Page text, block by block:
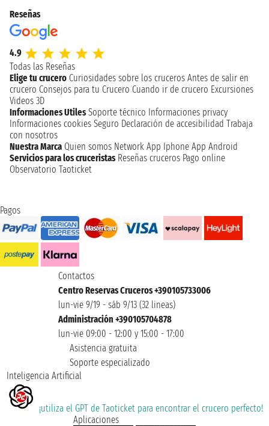
Reseñas
4.9
Todas las Reseñas
Elige tu crucero Curiosidades sobre los cruceros Antes de salir en
crucero Consejos para tu Crucero Cuando ir de crucero Excursiones
Videos 3D
Informaciones Utiles Soporte técnico Informaciones privacy
Informaciones cookies Seguro Declaración de accesibilidad Trabaja
con nosotros
Nuestra Marca Quien somos Network App Iphone App Android
Servicios para los cruceristas Reseñas cruceros Pago online
Observatorio Taoticket
Pagos
Contactos
Centro Reservas Cruceros +390105733006
lun-vie 9/19 - sáb 9/13 (32 lineas)
Administración +390105704878
lun-vie 09:00 - 12:00 y 15:00 - 17:00
Asistencia gratuita
Soporte especializado
Inteligencia Artificial
¡utiliza el GPT de Taoticket para encontrar el crucero perfecto!
Aplicaciones